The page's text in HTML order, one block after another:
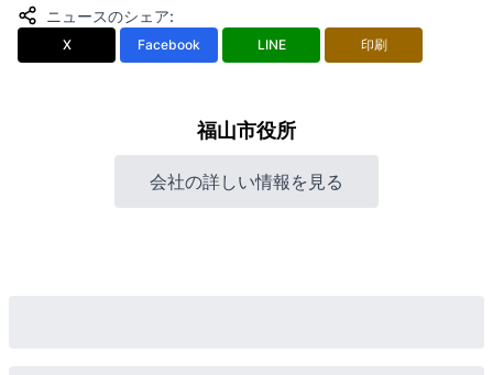
ニュースのシェア:
X Facebook LINE 印刷
福山市役所
会社の詳しい情報を見る